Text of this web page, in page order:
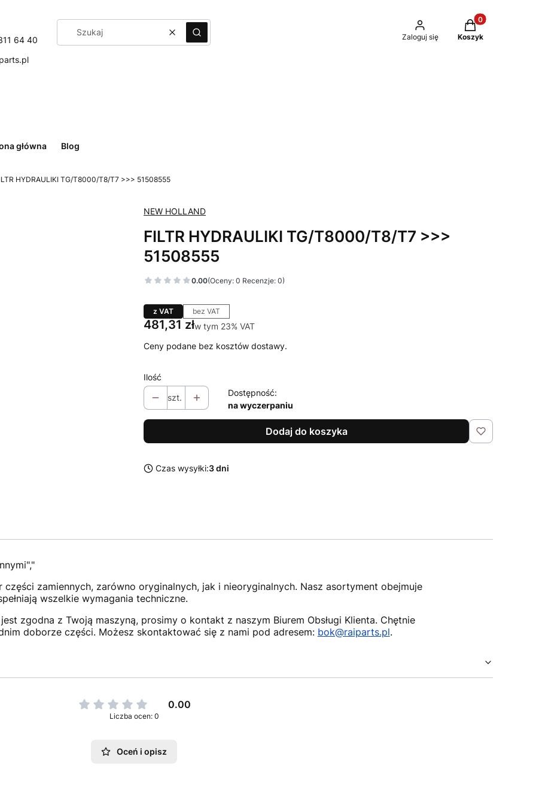
64 40
WyczyśćSzukaj Zaloguj się
Produkty w
Koszyk
główna Blog
HYDRAULIKI TG/T8000/T8/T7 >>> 51508555
NEW HOLLAND
FILTR HYDRAULIKI TG/T8000/T8/T7 >>>
51508555
0.00(Oceny: 0 Recenzje: 0)
z VAT bez VAT
Cena
481,31 złw tym 23% VAT
w tym 23% VAT
Ceny podane bez kosztów dostawy.
Ilość
szt.
Dostępność:
na wyczerpaniu
Dodaj do koszyka
Czas wysyłki:3 dni
zamiennych, zarówno oryginalnych, jak i nieoryginalnych. Nasz asortyment obejmuje
wszelkie wymagania techniczne.
zgodna z Twoją maszyną, prosimy o kontakt z naszym Biurem Obsługi Klienta. Chętnie
doborze części. Możesz skontaktować się z nami pod adresem: bok@raiparts.pl.
0.00
Liczba ocen: 0
Oceń i opisz